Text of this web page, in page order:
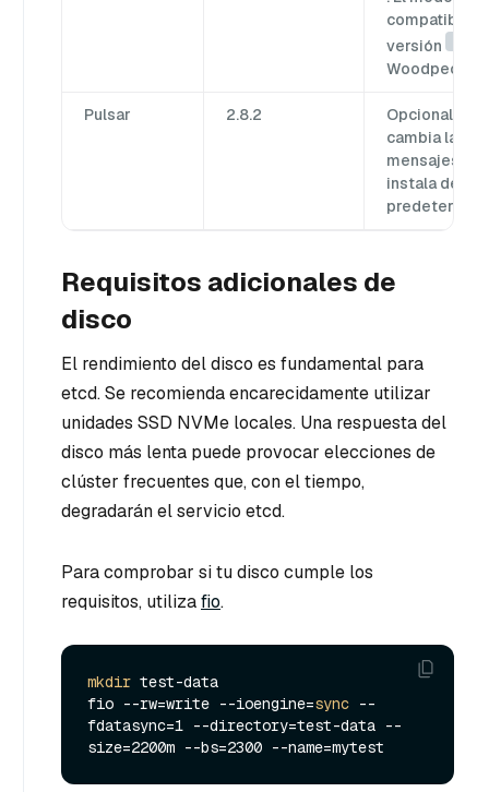
compatible a
versión
Woodpecker.
Pulsar 2.8.2
Opcional:
cambia la
mensajes a
instala de
Requisitos adicionales de
disco
El rendimiento del disco es fundamental para
etcd. Se recomienda encarecidamente utilizar
unidades SSD NVMe locales. Una respuesta del
disco más lenta puede provocar elecciones de
clúster frecuentes que, con el tiempo,
degradarán el servicio etcd.
Para comprobar si tu disco cumple los
requisitos, utilizafio.
mkdir test-data
fio --rw=write --ioengine=sync --
fdatasync=1 --directory=test-data --